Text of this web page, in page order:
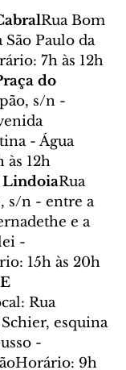
Rua Bom
São Paulo da
7h às 12h
do
s/n -
- Água
às 12h
LindoiaRua
s/n - entre a
e a
-
15h às 20h
Rua
esquina
-
9h